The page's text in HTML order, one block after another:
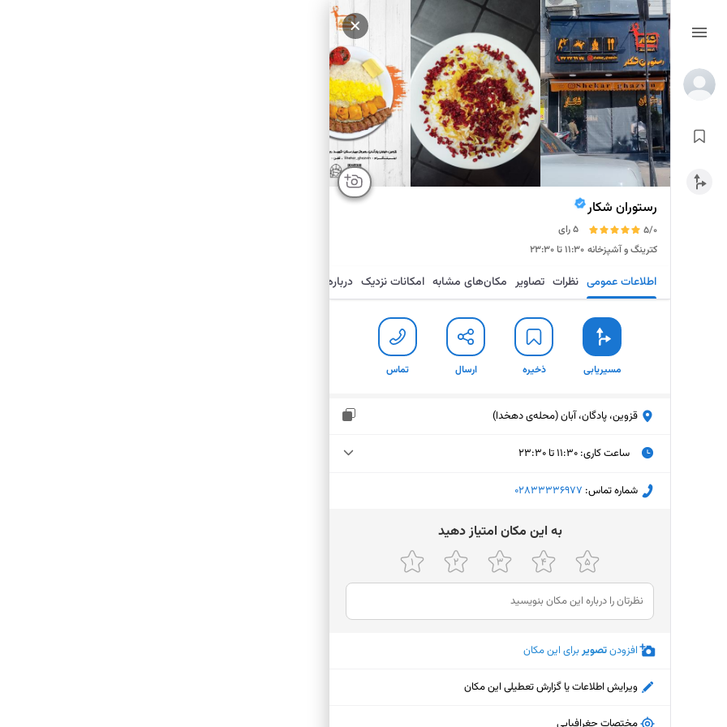
رستوران شکار
5/0
5 رای
کترینگ و آشپزخانه ۱۱:۳۰ تا ۲۳:۳۰
اطلاعات عمومی نظرات تصاویر مکان‌های مشابه امکانات نزدیک درباره
مسیریابی ذخیره ارسال تماس
قزوین، پادگان، آبان (محله‌ی دهخدا)
ساعت کاری: ۱۱:۳۰ تا ۲۳:۳۰
پنجشنبه (امروز)
۱۱:۳۰ تا ۲۳:۳۰
یکشنبه
۱۱:۳۰ تا ۲۳:۳۰
دوشنبه
۱۱:۳۰ تا ۲۳:۳۰
سه‌شنبه
چهارشنبه
شماره تماس: ‎02833336977
ﺑﻪ اﯾﻦ ﻣﮑﺎن اﻣﺘﯿﺎز دﻫﯿﺪ
افزودنتصویربرای این مکان
ویرایش اطلاعات یا گزارش تعطیلی این مکان